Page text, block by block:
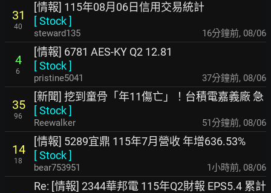
31
40
[情報] 115年08月06日信用交易統計
[Stock]
steward135 16分鐘前, 08/06
4
6
[情報] 6781 AES-KY Q2 12.81
[Stock]
pristine5041 37分鐘前, 08/06
35
96
[新聞] 挖到童骨「年11傷亡」！台積電嘉義廠 急
[Stock]
Reewalker 52分鐘前, 08/06
14
18
[情報] 5289宜鼎 115年7月營收 年增636.53%
[Stock]
bear753951 1小時前, 08/06
Re: [情報] 2344華邦電 115年Q2財報 EPS5.4 累計